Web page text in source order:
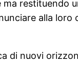
restituendo
alla
di nuovi